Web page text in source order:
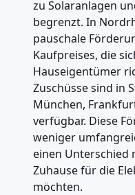
zu Solaranlagen
begrenzt. In
pauschale
Kaufpreises, die
Hauseigentümer
Zuschüsse sind in
München,
verfügbar. Diese
weniger
einen Unterschied
Zuhause für die
möchten.